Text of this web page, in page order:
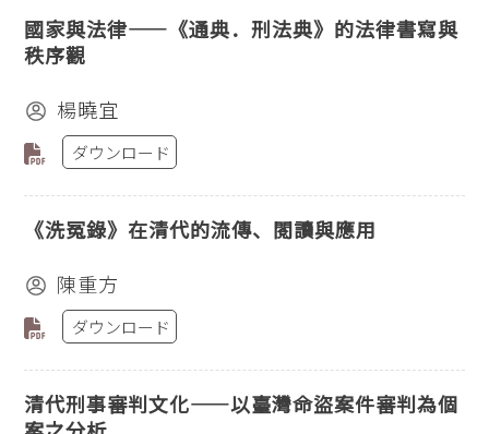
國家與法律——《通典．刑法典》的法律書寫與
秩序觀
楊曉宜
ダウンロード
《洗冤錄》在清代的流傳、閱讀與應用
陳重方
ダウンロード
清代刑事審判文化——以臺灣命盜案件審判為個